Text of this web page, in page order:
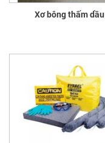
Xơ bông thấm dầu